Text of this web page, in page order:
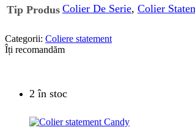
Tip Produs Colier De Serie, Colier
Categorii: Coliere statement
Îți recomandăm
2 în stoc